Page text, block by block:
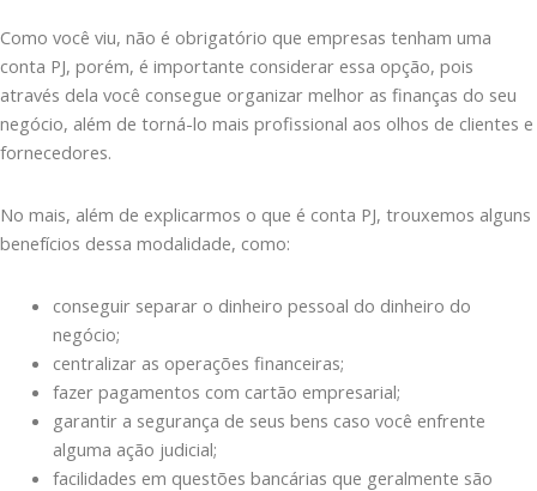
Como você viu, não é obrigatório que empresas tenham uma
conta PJ, porém, é importante considerar essa opção, pois
através dela você consegue organizar melhor as finanças do seu
negócio, além de torná-lo mais profissional aos olhos de clientes e
fornecedores.
No mais, além de explicarmos o que é conta PJ, trouxemos alguns
benefícios dessa modalidade, como:
conseguir separar o dinheiro pessoal do dinheiro do
negócio;
centralizar as operações financeiras;
fazer pagamentos com cartão empresarial;
garantir a segurança de seus bens caso você enfrente
alguma ação judicial;
facilidades em questões bancárias que geralmente são